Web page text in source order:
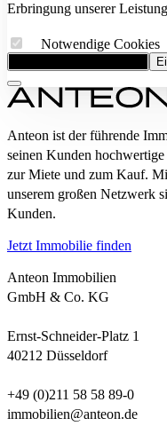
Erbringung unserer
Notwendige Cookies
Anteon ist der führende
seinen Kunden
zur Miete und zum Kauf.
unserem großen Netzwerk
Kunden.
Jetzt Immobilie finden
Anteon Immobilien
GmbH & Co. KG
Ernst-Schneider-Platz 1
40212 Düsseldorf
+49 (0)211 58 58 89-0
immobilien@anteon.de